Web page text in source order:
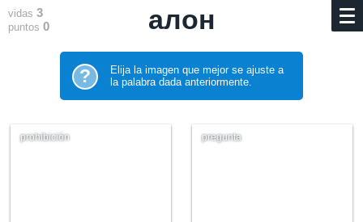
vidas 3
puntos 0 алон
?
Elija la imagen que mejor se ajuste a
la palabra dada anteriormente.
prohibición pregunta